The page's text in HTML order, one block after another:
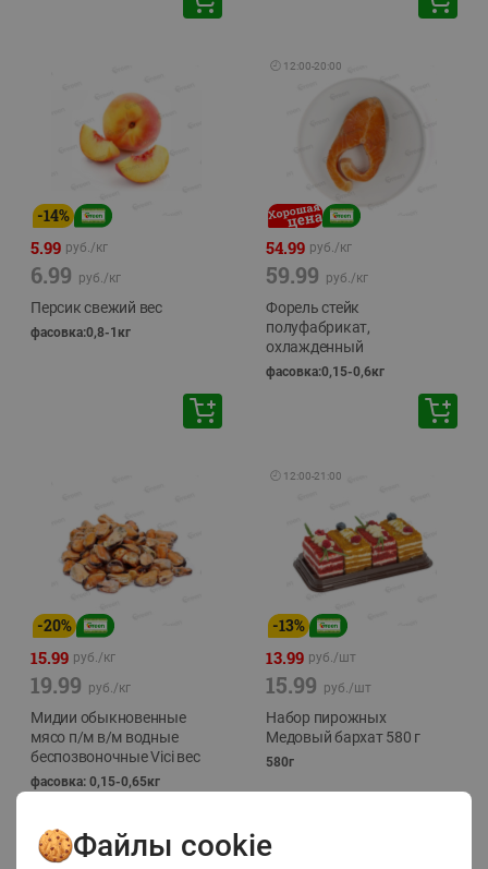
-14%
5.99 руб./кг
6.99 руб./кг
Персик свежий вес
фасовка:0,8-1кг
🕘 12:00-20:00
54.99 руб./кг
59.99 руб./кг
Форель стейк
полуфабрикат,
охлажденный
фасовка:0,15-0,6кг
-20%
15.99 руб./кг
19.99 руб./кг
Мидии обыкновенные
мясо п/м в/м водные
беспозвоночные Vici вес
фасовка: 0,15-0,65кг
🕘 12:00-21:00
-13%
13.99 руб./шт
15.99 руб./шт
Набор пирожных
Медовый бархат 580 г
580г
Файлы cookie